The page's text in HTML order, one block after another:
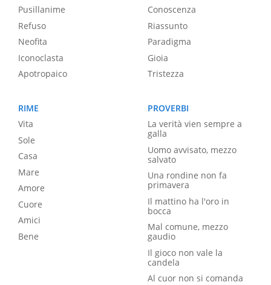
Pusillanime
Refuso
Neofita
Iconoclasta
Apotropaico
Conoscenza
Riassunto
Paradigma
Gioia
Tristezza
RIME
Vita
Sole
Casa
Mare
Amore
Cuore
Amici
Bene
PROVERBI
La verità vien sempre a
galla
Uomo avvisato, mezzo
salvato
Una rondine non fa
primavera
Il mattino ha l'oro in
bocca
Mal comune, mezzo
gaudio
Il gioco non vale la
candela
Al cuor non si comanda